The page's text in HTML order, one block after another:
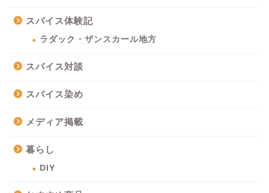
スパイス体験記
ラダック・ザンスカール地方
スパイス対談
スパイス染め
メディア掲載
暮らし
DIY